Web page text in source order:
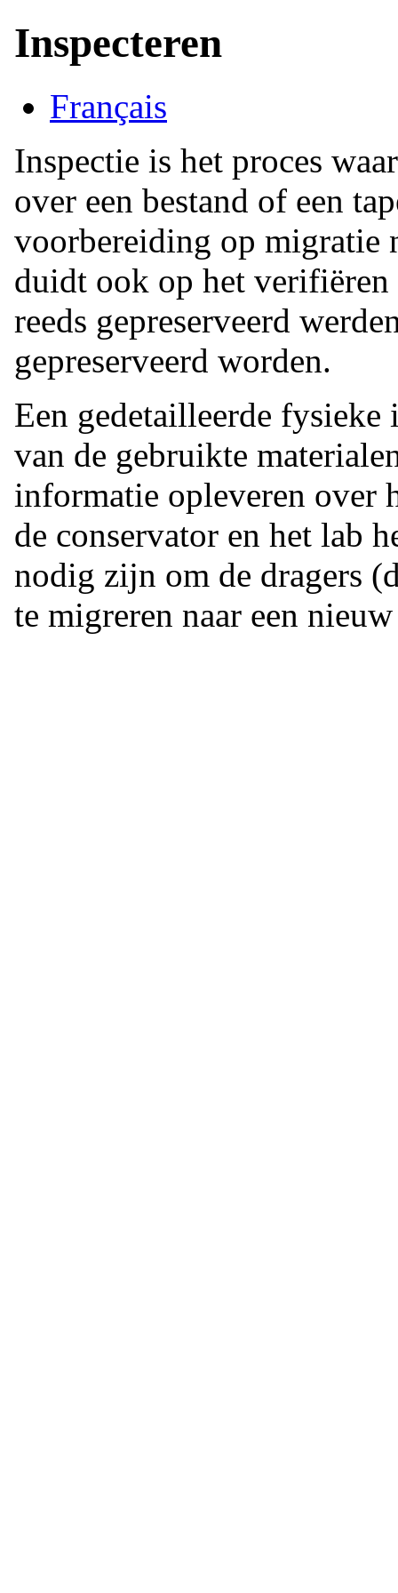
Inspecteren
Français
Inspectie is het proces
over een bestand of een
voorbereiding op migratie
duidt ook op het verifiëren
reeds gepreserveerd
gepreserveerd worden.
Een gedetailleerde
van de gebruikte
informatie opleveren over
de conservator en het lab
nodig zijn om de dragers
te migreren naar een